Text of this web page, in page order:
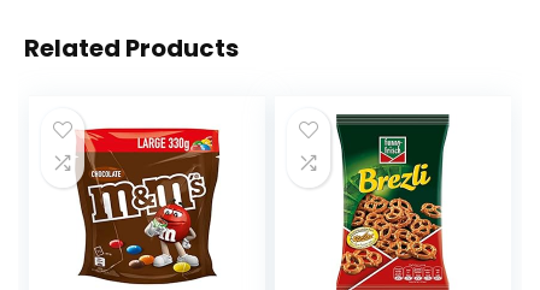
Related Products